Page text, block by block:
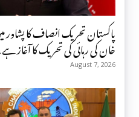
پاکستان تحریک انصاف کا پشاور
خان کی رہائی کی تحریک کا آغاز
August 7, 2026